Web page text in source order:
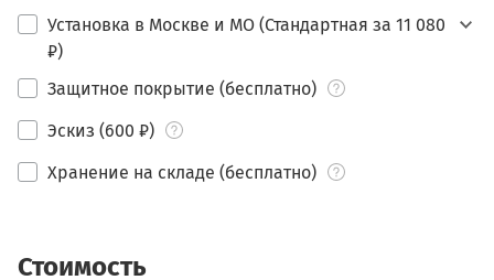
Установка в Москве и МО (Стандартная за 11 080
₽)
Защитное покрытие (бесплатно)
Эскиз (600 ₽)
Хранение на складе (бесплатно)
Стоимость